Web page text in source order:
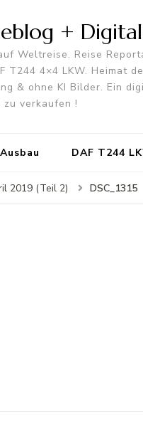
+
Weltreise. Reise
4×4 LKW. Heimat
& ohne KI Bilder. Ein
verkaufen !
Ausbau DAF T244
2019 (Teil 2) DSC_1315